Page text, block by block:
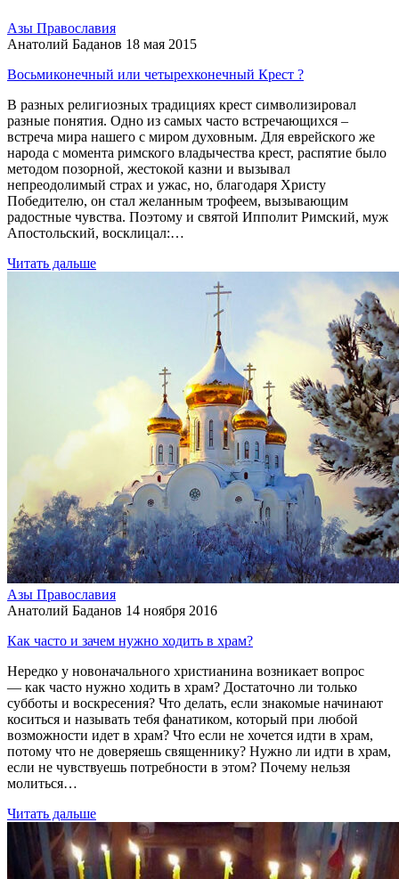
Азы Православия
Анатолий Баданов 18 мая 2015
Восьмиконечный или четырехконечный Крест ?
В разных религиозных традициях крест символизировал
разные понятия. Одно из самых часто встречающихся –
встреча мира нашего с миром духовным. Для еврейского же
народа с момента римского владычества крест, распятие было
методом позорной, жестокой казни и вызывал
непреодолимый страх и ужас, но, благодаря Христу
Победителю, он стал желанным трофеем, вызывающим
радостные чувства. Поэтому и святой Ипполит Римский, муж
Апостольский, восклицал:…
Читать дальше
Азы Православия
Анатолий Баданов 14 ноября 2016
Как часто и зачем нужно ходить в храм?
Нередко у новоначального христианина возникает вопрос
— как часто нужно ходить в храм? Достаточно ли только
субботы и воскресения? Что делать, если знакомые начинают
коситься и называть тебя фанатиком, который при любой
возможности идет в храм? Что если не хочется идти в храм,
потому что не доверяешь священнику? Нужно ли идти в храм,
если не чувствуешь потребности в этом? Почему нельзя
молиться…
Читать дальше